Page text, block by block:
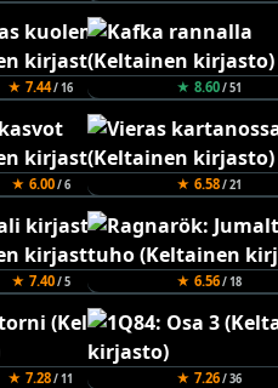
★ 7.44/ 16 ★ 8.60/ 51
★ 6.00/ 6 ★ 6.58/ 21
★ 7.40/ 5 ★ 6.56/ 18
★ 7.28/ 11 ★ 7.26/ 36